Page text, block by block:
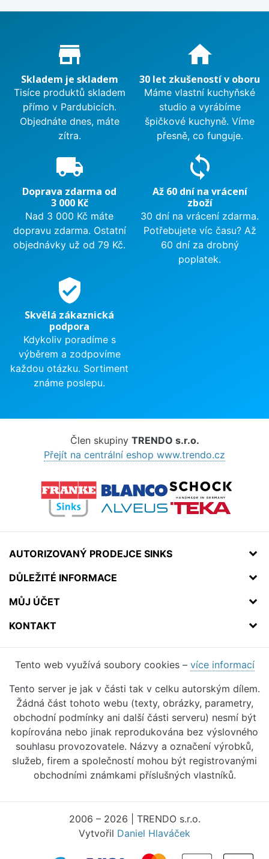
Proč nakupovat u nás?
store_mall_directory
Skladem je skladem
Tisíce produktů skladem
přímo v Pardubicích.
Objednáte dnes, máte
zítra.
home
30 let zkušeností v oboru
Máme vlastní kuchyňské
studio a vyrábíme
špičkové kuchyně. Víme
přesně, co funguje.
local_shipping
Doprava zdarma od
3 000 Kč
Nad 3 000 Kč máte
dopravu zdarma. Ostatní
objednávky už od 79 Kč.
sync
Až 60 dní na vrácení
zboží
30 dní na vrácení zdarma.
Potřebujete víc času? Až
60 dní za drobný
poplatek.
verified_user
Skvělá zákaznická
podpora
Kdykoliv poradíme s
výběrem a zodpovíme
každou otázku. Sortiment
známe poslepu.
Člen skupiny TRENDO s.r.o.
Přejít na centrální eshop www.trendo.cz
AUTORIZOVANÝ PRODEJCE SINKS
DŮLEŽITÉ INFORMACE
MŮJ ÚČET
KONTAKT
Tento web využívá soubory cookies – více informací
Tento server je jak v části tak v celku autorským dílem.
Žádná část tohoto webu (texty, obrázky, parametry,
obchodní podmínky ani další části serveru) nesmí být
kopírována nebo jinak reprodukována bez výslovného
souhlasu provozovatele. Názvy a označení výrobků,
služeb, firem a společností mohou být registrovanými
obchodními známkami příslušných vlastníků.
2006 – 2026 | TRENDO s.r.o.
Vytvořil Daniel Hlaváček